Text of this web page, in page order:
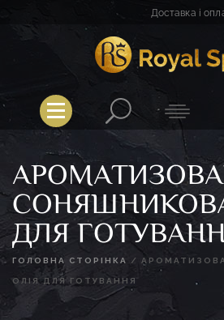
Доставка і
Royal Spice
ДЛЯ
ГОЛОВНА СТОРІНКА /
ОЛІЯ ДЛЯ ГОТУВАННЯ